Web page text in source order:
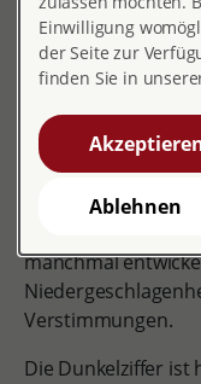
Viele Frauen, die
Geburt gefreut
der Geburt ihres
warum sie keine
Verbundenheit mit
manchmal
Verstimmungen.
Die Dunkelziffer ist
Einwilligung
der Seite zur
finden Sie in
Ablehnen